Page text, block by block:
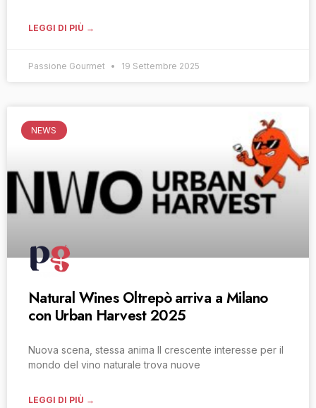
LEGGI DI PIÙ →
Passione Gourmet 19 Settembre 2025
NEWS
Natural Wines Oltrepò arriva a Milano
con Urban Harvest 2025
Nuova scena, stessa anima Il crescente interesse per il
mondo del vino naturale trova nuove
LEGGI DI PIÙ →